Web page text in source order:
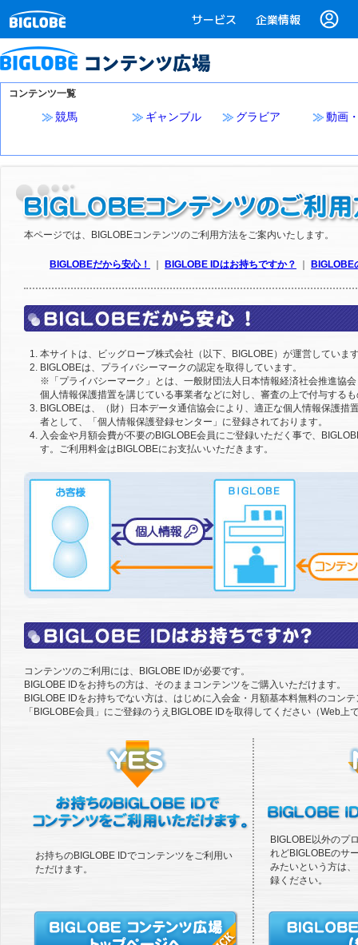
サービス 企業情報
コンテンツ一覧
競馬 ギャンブル グラビア 動画
本ページでは、BIGLOBEコンテンツのご利用方法をご案内いたします。
BIGLOBEだから安心！ BIGLOBE IDはお持ちですか？ BIGLOBE
本サイトは、ビッグローブ株式会社（以下、BIGLOBE）が運営していま
BIGLOBEは、プライバシーマークの認定を取得しています。
※「プライバシーマーク」とは、一般財団法人日本情報経済社会推進協
個人情報保護措置を講じている事業者などに対し、審査の上で付与する
BIGLOBEは、（財）日本データ通信協会により、適正な個人情報保護措
者として、「個人情報保護登録センター」に登録されております。
入会金や月額会費が不要のBIGLOBE会員にご登録いただく事で、
す。ご利用料金はBIGLOBEにお支払いいただきます。
コンテンツのご利用には、BIGLOBE IDが必要です。
BIGLOBE IDをお持ちの方は、そのままコンテンツをご購入いただけます。
BIGLOBE IDをお持ちでない方は、はじめに入会金・月額基本料無料のコン
「BIGLOBE会員」にご登録のうえBIGLOBE IDを取得してください（Web上
お持ちのBIGLOBE IDでコンテンツをご利用い
ただけます。
BIGLOBE以外のプ
れどBIGLOBEのサ
みたいという方は
録ください。